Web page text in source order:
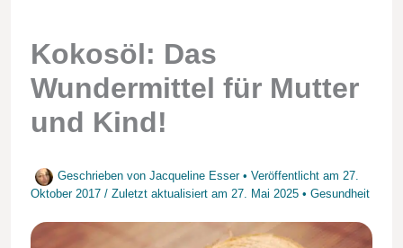
Kokosöl: Das
Wundermittel für Mutter
und Kind!
Geschrieben von Jacqueline Esser • Veröffentlicht am 27.
Oktober 2017 / Zuletzt aktualisiert am 27. Mai 2025• Gesundheit